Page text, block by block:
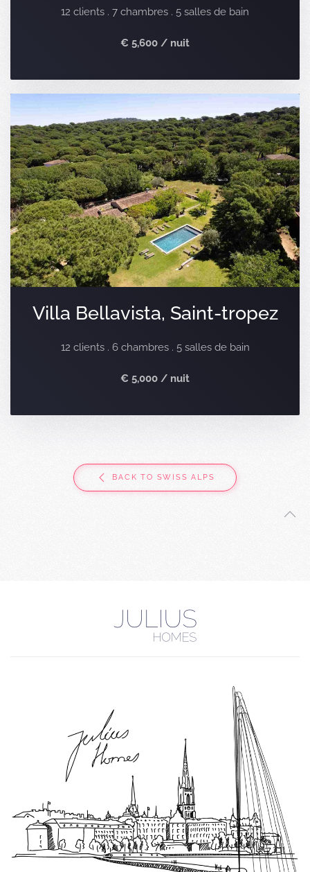
12 clients . 7 chambres . 5 salles de bain
€ 5,600 / nuit
Villa Bellavista, Saint-tropez
12 clients . 6 chambres . 5 salles de bain
€ 5,000 / nuit
BACK TO SWISS ALPS